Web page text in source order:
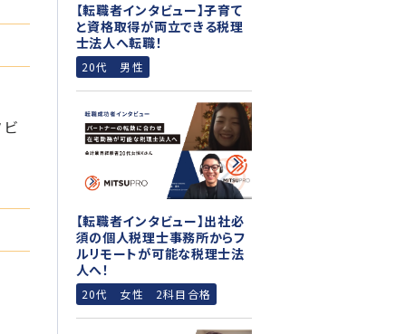
【転職者インタビュー】子育て
と資格取得が両立できる税理
士法人へ転職！
20代 男性
【転職者インタビュー】出社必
須の個人税理士事務所からフ
ルリモートが可能な税理士法
人へ！
20代 女性 2科目合格